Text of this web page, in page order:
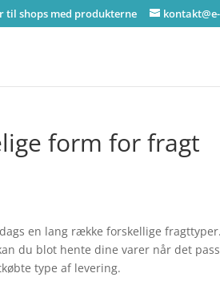
til shops med produkterne
form for fragt
en lang række forskellige
du blot hente dine varer når det
type af levering.